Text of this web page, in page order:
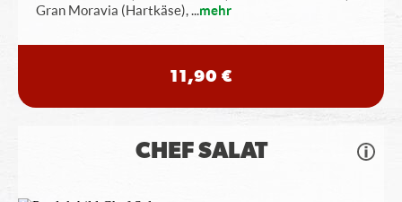
Gran Moravia (Hartkäse),...mehr
11,90 €
CHEF SALAT